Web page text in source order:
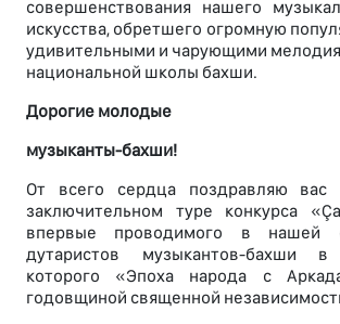
совершенствования нашего
искусства, обретшего огромную
удивительными и чарующими
национальной школы бахши.
Дорогие молодые
музыканты-бахши!
От всего сердца поздравляю вас
заключительном туре конкурса
впервые проводимого в нашей
дутаристов музыкантов-бахши
которого «Эпоха народа с
годовщиной священной